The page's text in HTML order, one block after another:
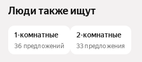
Люди также ищут
1-комнатные
36 предложений
2-комнатные
33 предложения